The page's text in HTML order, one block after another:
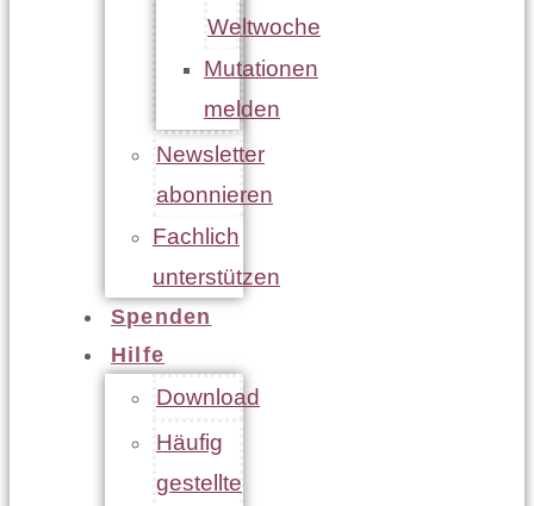
Weltwoche
Mutationen
melden
Newsletter
abonnieren
Fachlich
unterstützen
Spenden
Hilfe
Download
Häufig
gestellte